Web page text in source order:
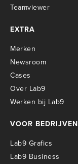
Teamviewer
EXTRA
Merken
Newsroom
Cases
Over Lab9
Werken bij Lab9
VOOR BEDRIJVEN
Lab9 Grafics
Lab9 Business